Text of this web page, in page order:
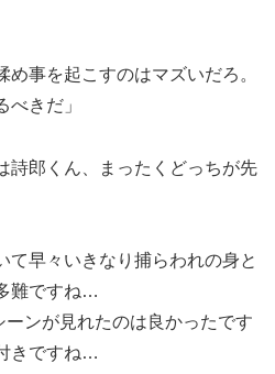
め事を起こすのはマズいだろ。
きだ」
詩郎くん、まったくどっちが先
早々いきなり捕らわれの身と
難ですね…
ンが見れたのは良かったです
きですね…